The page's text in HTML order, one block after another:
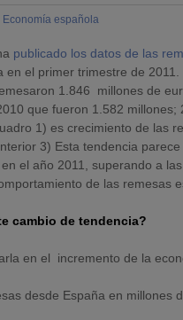
Economía española
publicado los datos de las
en el primer trimestre de
1.846 millones de
que fueron 1.582 millones;
1) es crecimiento de las
3) Esta tendencia
el año 2011, superando a
de las remesas
cambio de tendencia?
en el incremento de la
desde España en millones